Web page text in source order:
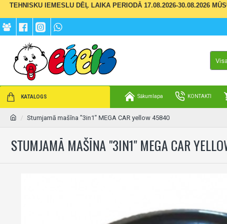
TEHNISKU IEMESLU DĒĻ LAIKA PERIODĀ 17.08.2026-30.08.2026
KATALOGS Sākumlapa KONTAKTI
Stumjamā mašīna "3in1" MEGA CAR yellow 45840
STUMJAMĀ MAŠĪNA "3IN1" MEGA CAR